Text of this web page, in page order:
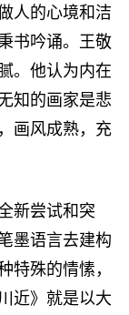
人的心境和洁
书吟诵。王敬
。他认为内在
知的画家是悲
画风成熟，充
新尝试和突
墨语言去建构
特殊的情愫，
近》就是以大